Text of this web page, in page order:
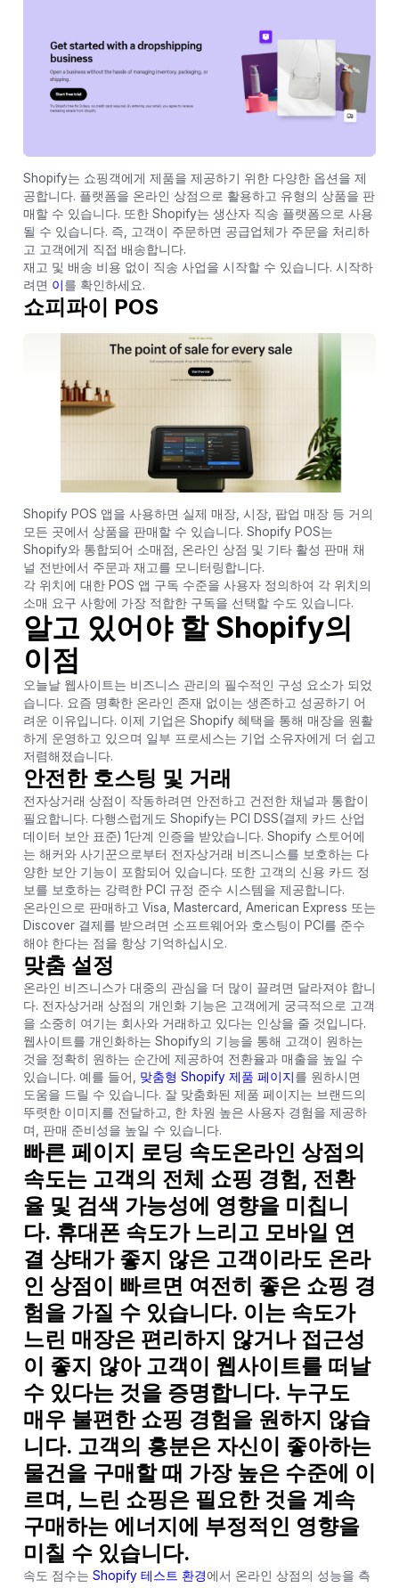
Shopify는 쇼핑객에게 제품을 제공하기 위한 다양한 옵션을 제
공합니다. 플랫폼을 온라인 상점으로 활용하고 유형의 상품을 판
매할 수 있습니다. 또한 Shopify는 생산자 직송 플랫폼으로 사용
될 수 있습니다. 즉, 고객이 주문하면 공급업체가 주문을 처리하
고 고객에게 직접 배송합니다.
재고 및 배송 비용 없이 직송 사업을 시작할 수 있습니다. 시작하
려면 이를 확인하세요.
쇼피파이 POS
Shopify POS 앱을 사용하면 실제 매장, 시장, 팝업 매장 등 거의
모든 곳에서 상품을 판매할 수 있습니다. Shopify POS는
Shopify와 통합되어 소매점, 온라인 상점 및 기타 활성 판매 채
널 전반에서 주문과 재고를 모니터링합니다.
각 위치에 대한 POS 앱 구독 수준을 사용자 정의하여 각 위치의
소매 요구 사항에 가장 적합한 구독을 선택할 수도 있습니다.
알고 있어야 할 Shopify의
이점
오늘날 웹사이트는 비즈니스 관리의 필수적인 구성 요소가 되었
습니다. 요즘 명확한 온라인 존재 없이는 생존하고 성공하기 어
려운 이유입니다. 이제 기업은 Shopify 혜택을 통해 매장을 원활
하게 운영하고 있으며 일부 프로세스는 기업 소유자에게 더 쉽고
저렴해졌습니다.
안전한 호스팅 및 거래
전자상거래 상점이 작동하려면 안전하고 건전한 채널과 통합이
필요합니다. 다행스럽게도 Shopify는 PCI DSS(결제 카드 산업
데이터 보안 표준) 1단계 인증을 받았습니다. Shopify 스토어에
는 해커와 사기꾼으로부터 전자상거래 비즈니스를 보호하는 다
양한 보안 기능이 포함되어 있습니다. 또한 고객의 신용 카드 정
보를 보호하는 강력한 PCI 규정 준수 시스템을 제공합니다.
온라인으로 판매하고 Visa, Mastercard, American Express 또는
Discover 결제를 받으려면 소프트웨어와 호스팅이 PCI를 준수
해야 한다는 점을 항상 기억하십시오.
맞춤 설정
온라인 비즈니스가 대중의 관심을 더 많이 끌려면 달라져야 합니
다. 전자상거래 상점의 개인화 기능은 고객에게 궁극적으로 고객
을 소중히 여기는 회사와 거래하고 있다는 인상을 줄 것입니다.
웹사이트를 개인화하는 Shopify의 기능을 통해 고객이 원하는
것을 정확히 원하는 순간에 제공하여 전환율과 매출을 높일 수
있습니다. 예를 들어, 맞춤형 Shopify 제품 페이지를 원하시면
도움을 드릴 수 있습니다. 잘 맞춤화된 제품 페이지는 브랜드의
뚜렷한 이미지를 전달하고, 한 차원 높은 사용자 경험을 제공하
며, 판매 준비성을 높일 수 있습니다.
빠른 페이지 로딩 속도온라인 상점의
속도는 고객의 전체 쇼핑 경험, 전환
율 및 검색 가능성에 영향을 미칩니
다. 휴대폰 속도가 느리고 모바일 연
결 상태가 좋지 않은 고객이라도 온라
인 상점이 빠르면 여전히 좋은 쇼핑 경
험을 가질 수 있습니다. 이는 속도가
느린 매장은 편리하지 않거나 접근성
이 좋지 않아 고객이 웹사이트를 떠날
수 있다는 것을 증명합니다. 누구도
매우 불편한 쇼핑 경험을 원하지 않습
니다. 고객의 흥분은 자신이 좋아하는
물건을 구매할 때 가장 높은 수준에 이
르며, 느린 쇼핑은 필요한 것을 계속
구매하는 에너지에 부정적인 영향을
미칠 수 있습니다.
속도 점수는 Shopify 테스트 환경에서 온라인 상점의 성능을 측